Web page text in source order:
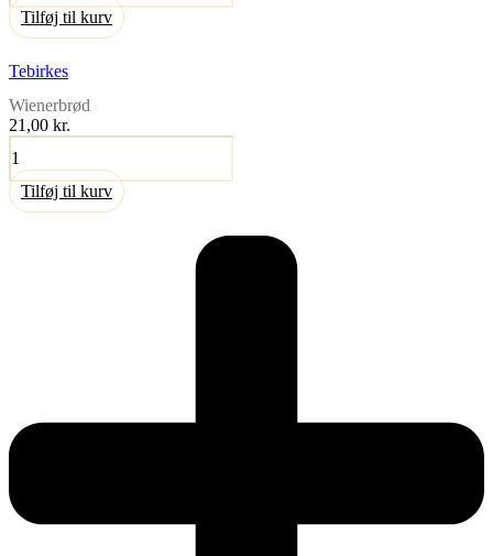
Tilføj til kurv
Tebirkes
Wienerbrød
21,00 kr.
antal
Tilføj til kurv